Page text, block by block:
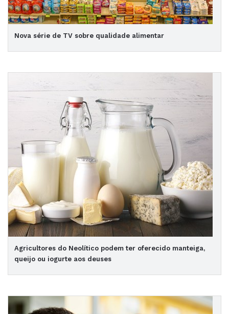
Nova série de TV sobre qualidade alimentar
Agricultores do Neolítico podem ter oferecido manteiga,
queijo ou iogurte aos deuses